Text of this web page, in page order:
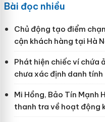
Bài đọc nhiều
Chủ động tạo điểm
cận khách hàng tại Hà
Phát hiện chiếc ví chứa
chưa xác định danh tính
Mi Hồng, Bảo Tín Mạnh
thanh tra về hoạt động